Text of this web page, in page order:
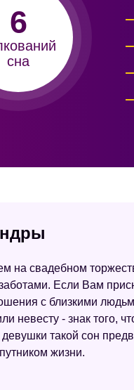
6
сна
на свадебном
Если Вам
с близкими
невесту - знак того,
такой сон
жизни.